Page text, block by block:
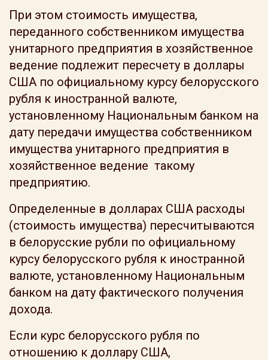
При этом стоимость имущества,
переданного собственником имущества
унитарного предприятия в хозяйственное
ведение подлежит пересчету в доллары
США по официальному курсу белорусского
рубля к иностранной валюте,
установленному Национальным банком на
дату передачи имущества собственником
имущества унитарного предприятия в
хозяйственное ведение такому
предприятию.
Определенные в долларах США расходы
(стоимость имущества) пересчитываются
в белорусские рубли по официальному
курсу белорусского рубля к иностранной
валюте, установленному Национальным
банком на дату фактического получения
дохода.
Если курс белорусского рубля по
отношению к доллару США,